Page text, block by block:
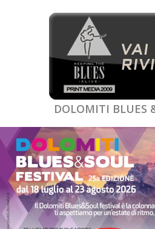
DOLOMITI BLUES